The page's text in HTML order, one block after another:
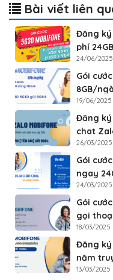
Bài viết liên
Đăng ký
phí
24/06/
Gói
8GB/
19/06/
Đăng
chat
26/03/
Gói
ngay
24/03/
Gói
gọi
18/03/2025
Đăng ký
năm
13/03/2025